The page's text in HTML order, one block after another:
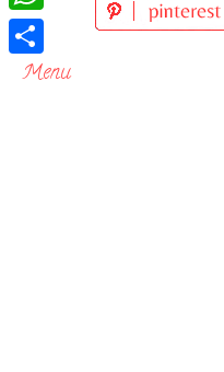
Menu
WhatsApp
Teilen